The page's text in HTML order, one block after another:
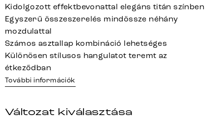
Kidolgozott effektbevonattal elegáns titán színben
Egyszerű összeszerelés mindössze néhány
mozdulattal
Számos asztallap kombináció lehetséges
Különösen stílusos hangulatot teremt az
étkeződban
További információk
Változat kiválasztása